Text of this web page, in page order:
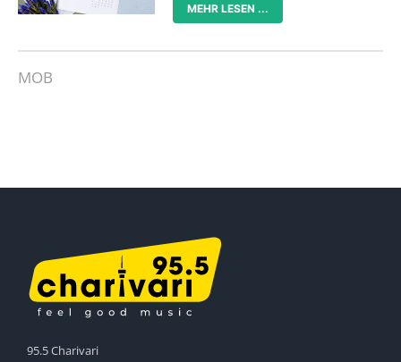
MEHR LESEN ...
MOB
95.5 Charivari